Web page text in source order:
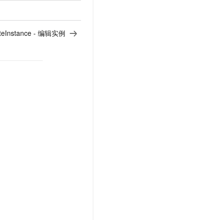
- 编辑实例